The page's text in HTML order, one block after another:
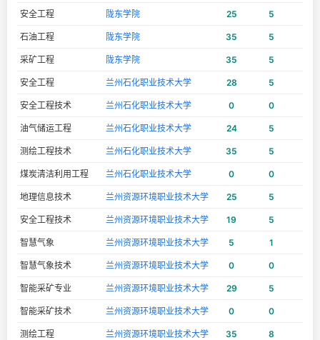
安全工程 陇东学院 25 5
石油工程 陇东学院 35 5
采矿工程 陇东学院 35 5
安全工程 兰州石化职业技术大学 28 5
安全工程技术 兰州石化职业技术大学 0 0
油气储运工程 兰州石化职业技术大学 24 5
测绘工程技术 兰州石化职业技术大学 35 5
煤炭清洁利用工程 兰州石化职业技术大学 0 0
地理信息技术 兰州资源环境职业技术大学 25 5
安全工程技术 兰州资源环境职业技术大学 19 5
智慧气象 兰州资源环境职业技术大学 5 1
智慧气象技术 兰州资源环境职业技术大学 0 0
智能采矿专业 兰州资源环境职业技术大学 29 5
智能采矿技术 兰州资源环境职业技术大学 0 0
测绘工程 兰州资源环境职业技术大学 35 8